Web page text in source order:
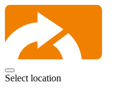
Select location